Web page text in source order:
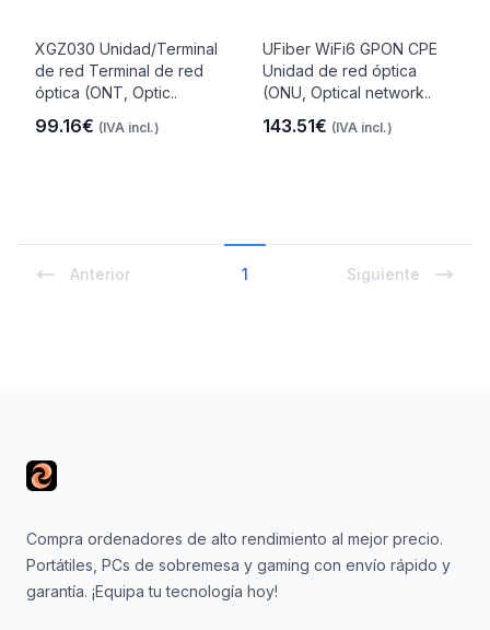
XGZ030 Unidad/Terminal
de red Terminal de red
óptica (ONT, Optic..
99.16€ (IVA incl.)
UFiber WiFi6 GPON CPE
Unidad de red óptica
(ONU, Optical network..
143.51€ (IVA incl.)
Anterior 1 Siguiente
Compra ordenadores de alto rendimiento al mejor precio.
Portátiles, PCs de sobremesa y gaming con envío rápido y
garantía. ¡Equipa tu tecnología hoy!